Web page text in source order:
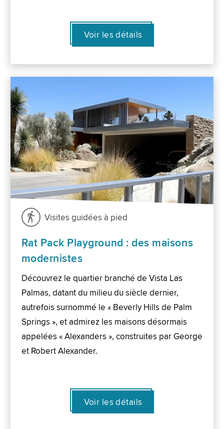
Voir les détails
Visites guidées à pied
Rat Pack Playground : des maisons
modernistes
Découvrez le quartier branché de Vista Las
Palmas, datant du milieu du siècle dernier,
autrefois surnommé le « Beverly Hills de Palm
Springs », et admirez les maisons désormais
appelées « Alexanders », construites par George
et Robert Alexander.
Voir les détails